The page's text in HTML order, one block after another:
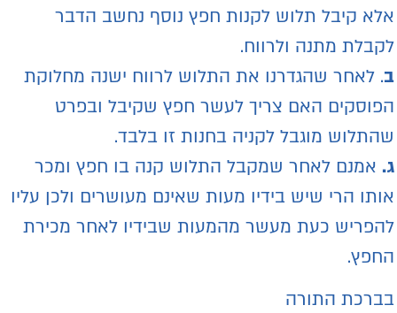
קיבל תלוש לקנות חפץ נוסף נחשב הדבר
מתנה ולרווח.
. לאחר שהגדרנו את התלוש לרווח ישנה מחלוקת
האם צריך לעשר חפץ שקיבל ובפרט
מוגבל לקניה בחנות זו בלבד.
אמנם לאחר שמקבל התלוש קנה בו חפץ ומכר
הרי שיש בידיו מעות שאינם מעושרים ולכן עליו
כעת מעשר מהמעות שבידיו לאחר מכירת
התורה